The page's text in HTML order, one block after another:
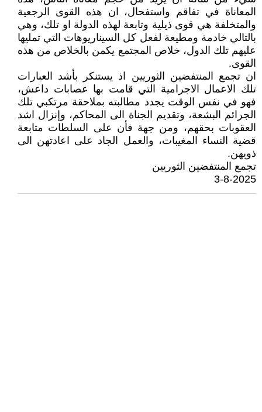
المعاناة في تفاقم واستفحال، ان هذه القوى الرجعية
والمتخلفة هي قوى ذيلية وتابعة لهذه الدولة او تلك، وهي
بالتالي خادمة ومطيعة لفعل كل السيناريوهات التي تمليها
عليهم تلك الدول، خلاص المجتمع يكمن بالخلاص من هذه
القوى.
ان تجمع المنتفضين الثوريين اذ يستنكر بأشد العبارات
تلك الاعمال الاجرامية التي قامت بها عصابات داعش،
فهو في نفس الوقت يجدد مطالبته بملاحقة مرتكبي تلك
الجرائم البشعة، وتقديم الجناة الى المحاكم، وإنزال اشد
العقوبات بحقهم، ومن جهة فأن على السلطات متابعة
قضية النساء المغيبات، والعمل الجاد على اعادتهن الى
ذويهن.
تجمع المنتفضين الثوريين
3-8-2025